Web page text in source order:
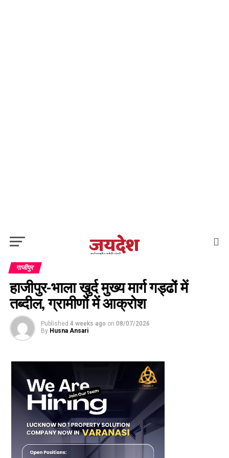
गाजीपुर
हाजीपुर-भाला खुर्द मुख्य मार्ग गड्ढों में
तब्दील, ग्रामीणों में आक्रोश
Published 4 weeks ago on 08/07/2026
By Husna Ansari